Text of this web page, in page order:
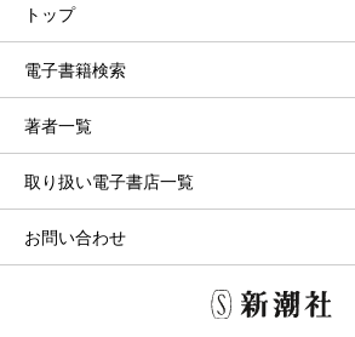
トップ
電子書籍検索
著者一覧
取り扱い電子書店一覧
お問い合わせ